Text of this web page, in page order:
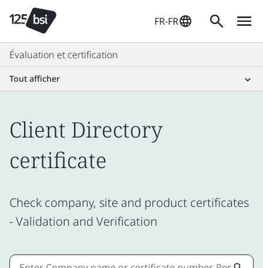
FR-FR
Évaluation et certification
Tout afficher
Client Directory
certificate
Check company, site and product certificates
- Validation and Verification